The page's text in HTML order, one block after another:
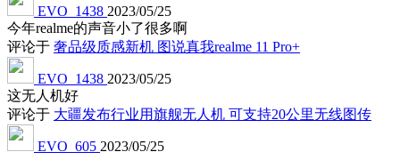
EVO_1438 2023/05/25
今年realme的声音小了很多啊
评论于 奢品级质感新机 图说真我realme 11 Pro+
EVO_1438 2023/05/25
这无人机好
评论于 大疆发布行业用旗舰无人机 可支持20公里无线图传
EVO_605 2023/05/25